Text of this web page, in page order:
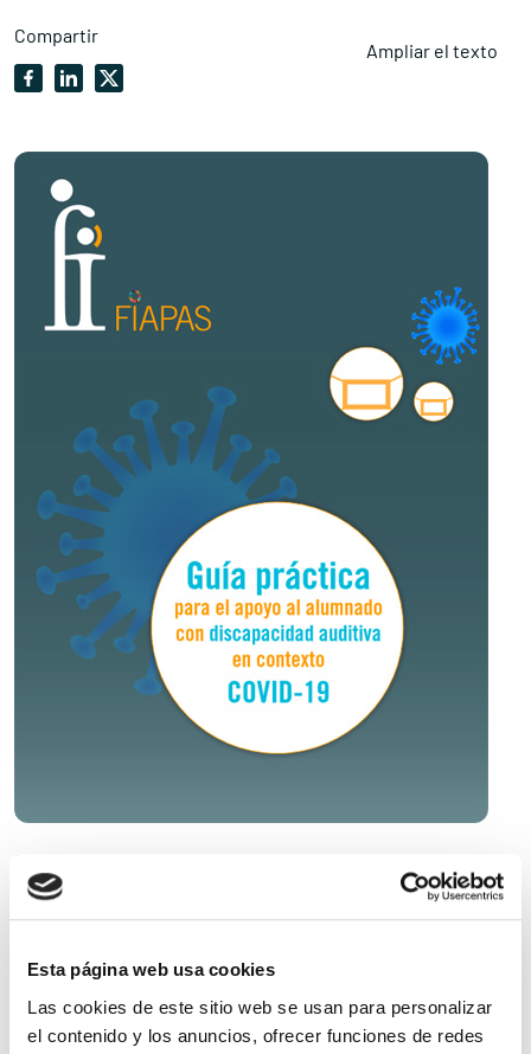
Esta página web usa cookies
Las cookies de este sitio web se usan para personalizar
el contenido y los anuncios, ofrecer funciones de redes
Compartir
Ampliar el texto
reforzado su colaboración con la firma de un nuevo Convenio
desarrollando actuaciones conjuntas que promuevan la
inclusión educativa y el éxito escolar del alumnado con